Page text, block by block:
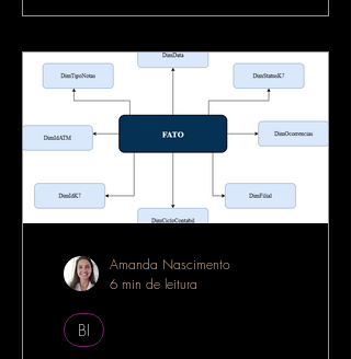
No mundo da tecnologia,
no desenvolvimento de software, o termo
API é muito utilizado — e com razão. As
APIs estão por...
BI
Amanda Nascimento
6 min de leitura